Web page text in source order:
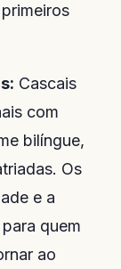
Cascais
com
bilíngue,
Os
e a
quem
ao